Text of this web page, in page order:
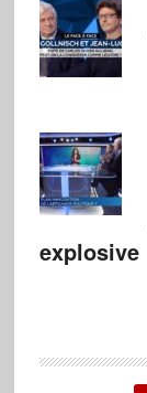
explosive